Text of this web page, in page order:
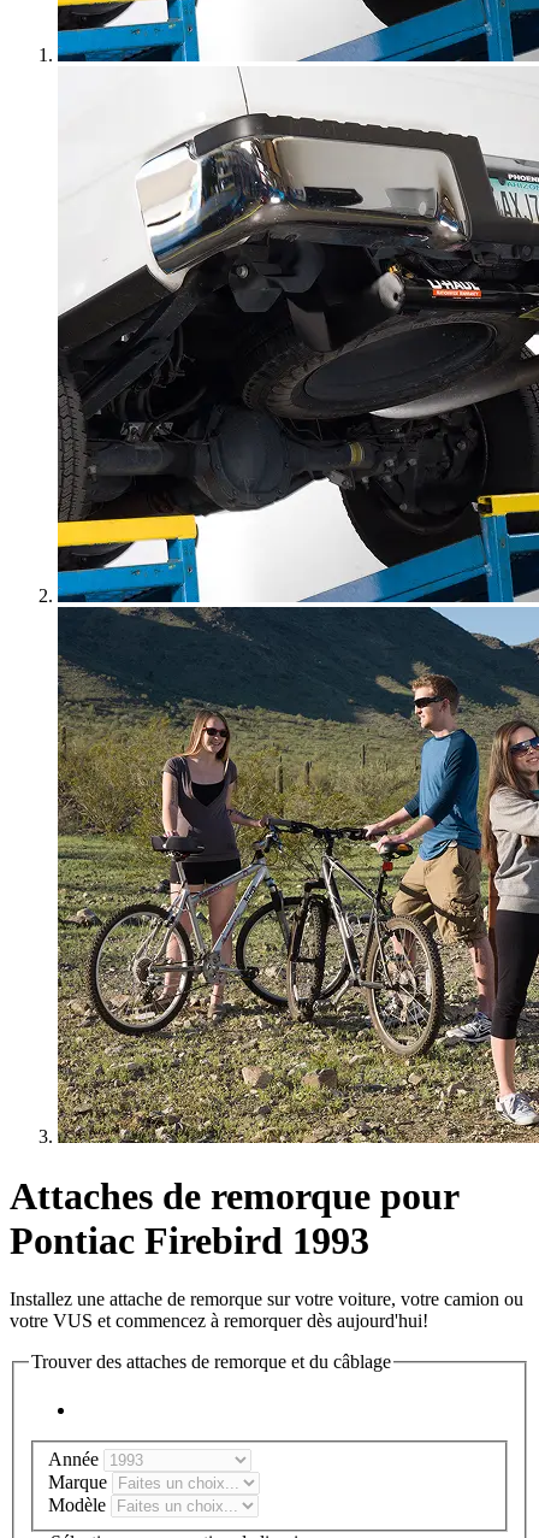
Attaches de remorque pour
Pontiac Firebird 1993
Installez une attache de remorque sur votre voiture, votre camion ou
votre VUS et commencez à remorquer dès aujourd'hui!
Trouver des attaches de remorque et du câblage
Année
Marque
Modèle